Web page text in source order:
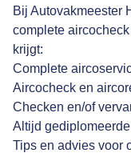
Bij Autovakmeester
complete
krijgt:
Complete
Aircocheck en
Checken en/of
Altijd
Tips en advies voor